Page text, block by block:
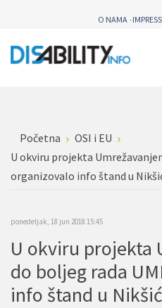
O NAMA
Početna
OSI i EU
U okviru projekta
organizovalo info štand u
ponedeljak, 18 jun 2018 15:45
U okviru projekta
do boljeg rada
info štand u